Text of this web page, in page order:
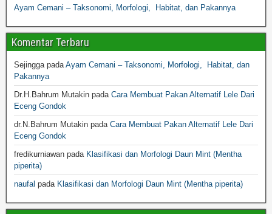
Ayam Cemani – Taksonomi, Morfologi, Habitat, dan Pakannya
Komentar Terbaru
SejinggapadaAyam Cemani – Taksonomi, Morfologi, Habitat, dan
Pakannya
Dr.H.Bahrum Mutakin pada Cara Membuat Pakan Alternatif Lele Dari
Eceng Gondok
dr.N.Bahrum Mutakin pada Cara Membuat Pakan Alternatif Lele Dari
Eceng Gondok
fredikurniawan pada Klasifikasi dan Morfologi Daun Mint (Mentha
piperita)
naufal pada Klasifikasi dan Morfologi Daun Mint (Mentha piperita)